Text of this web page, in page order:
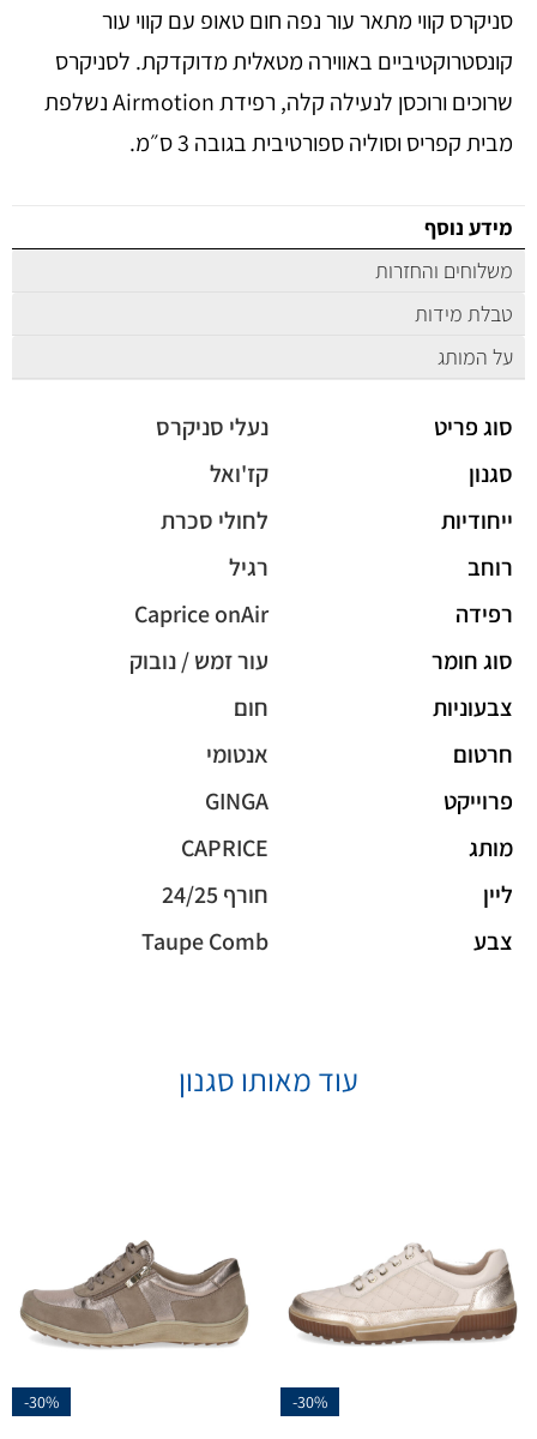
סניקרס קווי מתאר עור נפה חום טאופ עם קווי עור
קונסטרוקטיביים באווירה מטאלית מדוקדקת. לסניקרס
שרוכים ורוכסן לנעילה קלה, רפידת Airmotion נשלפת
מבית קפריס וסוליה ספורטיבית בגובה 3 ס״מ.
מידע נוסף
משלוחים והחזרות
טבלת מידות
על המותג
סוג פריט
נעלי סניקרס
סגנון
קז'ואל
ייחודיות
לחולי סכרת
רוחב
רגיל
רפידה
Caprice onAir
סוג חומר
עור זמש / נובוק
צבעוניות
חום
חרטום
אנטומי
פרוייקט
GINGA
מותג
CAPRICE
ליין
חורף 24/25
צבע
Taupe Comb
עוד מאותו סגנון
-30%
-30%